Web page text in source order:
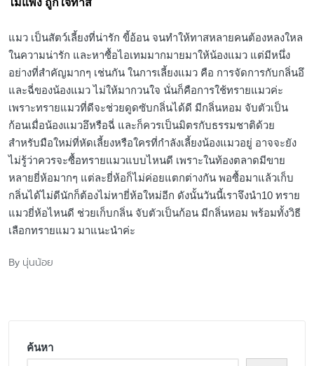
ไม่แพง ถูกใจทาส
แมว เป็นสัตว์เลี้ยงที่น่ารัก ขี้อ้อน จนทำให้ทาสหลายคนต้องหลงใหล
ในความน่ารัก และหาซื้อไอเทมมากมายมาให้น้องแมว แต่มีหนึ่ง
อย่างที่สำคัญมากๆ เช่นกัน ในการเลี้ยงแมว คือ การจัดการกับกลิ่นอึ
และฉี่ของน้องแมว ไม่ให้มากวนใจ นั่นก็คือการใช้ทรายแมวค่ะ
เพราะทรายแมวที่ดีจะช่วยดูดซับกลิ่นได้ดี มีกลิ่นหอม จับตัวเป็น
ก้อนเมื่อน้องแมวอึหรือฉี่ และก็ควรเป็นมิตรกับธรรมชาติด้วย
สำหรับมือใหม่ที่หัดเลี้ยงหรือใครที่กำลังเลี้ยงน้องแมวอยู่ อาจจะยัง
ไม่รู้ว่าควรจะซื้อทรายแมวแบบไหนดี เพราะในท้องตลาดมีขาย
หลายยี่ห้อมากๆ แต่ละยี่ห้อก็ไม่ค่อยแตกต่างกัน พอซื้อมาแล้วเก็บ
กลิ่นได้ไม่ดีนักก็ต้องไม่หายี่ห้อใหม่อีก ดังนั้นวันนี้เราจึงนำ10 ทราย
แมวยี่ห้อไหนดี ช่วยเก็บกลิ่น จับตัวเป็นก้อน มีกลิ่นหอม พร้อมทั้งวิธี
เลือกทรายแมว มาแนะนำค่ะ
Posted
By นุ่นน้อย
ค้นหา